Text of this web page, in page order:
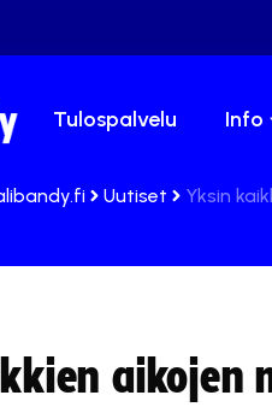
Tulospalvelu Info
Uutiset Yksin
aikojen